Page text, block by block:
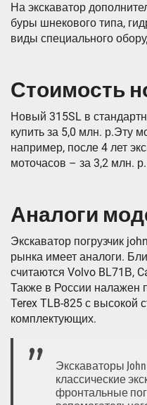
На экскаватор
буры шнекового типа,
виды специального
Стоимость
Новый 315SL в
купить за 5,0 млн. р.Эту
например, после 4 лет
моточасов – за 3,2 млн. р.
Аналоги
Экскаватор погрузчик
рынка имеет аналоги.
считаются Volvo BL71В,
Также в России налажен
Terex TLB-825 с высокой
комплектующих.
Экскаваторы John
классические
фронтальные